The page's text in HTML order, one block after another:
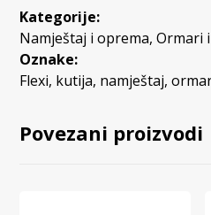
Kategorije:
Namještaj i oprema,Ormari
Oznake:
Flexi, kutija, namještaj,
Povezani proizvodi